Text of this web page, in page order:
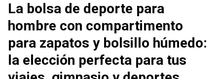
La bolsa de deporte para
hombre con compartimento
para zapatos y bolsillo húmedo:
la elección perfecta para tus